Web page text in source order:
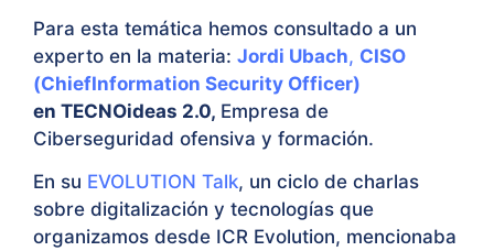
Para esta temática hemos consultado a un
experto en la materia: Jordi Ubach, CISO
(ChiefInformation Security Officer)
en TECNOideas 2.0, Empresa de
Ciberseguridad ofensiva y formación.
En su EVOLUTION Talk, un ciclo de charlas
sobre digitalización y tecnologías que
organizamos desde ICR Evolution, mencionaba